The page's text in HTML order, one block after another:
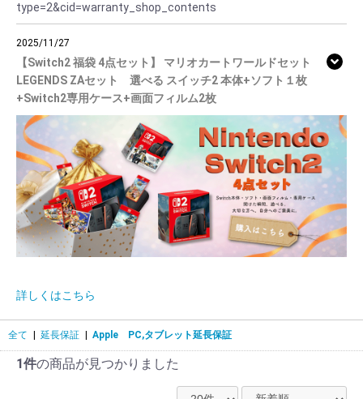
type=2&cid=warranty_shop_contents
2025/11/27
【Switch2 福袋 4点セット】 マリオカートワールドセット
LEGENDS ZAセット 選べる スイッチ2 本体+ソフト１枚
+Switch2専用ケース+画面フィルム2枚
詳しくはこちら
全て 延長保証 Apple PC,タブレット延長保証
1件の商品が見つかりました
お買い物を続ける カートへ進む